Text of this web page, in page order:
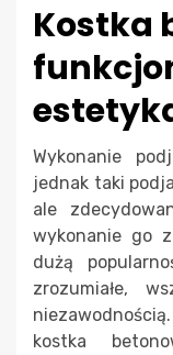
Kostka
Wykonanie
jednak taki
ale
wykonanie go
dużą
zrozumiałe,
kostka